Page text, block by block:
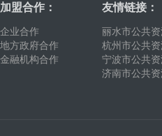
加盟合作：
企业合作
地方政府合作
金融机构合作
友情链接：
丽水市公共
杭州市公共
宁波市公共
济南市公共